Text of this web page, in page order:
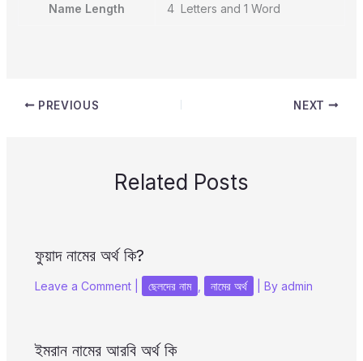
Name Length 4 Letters and 1 Word
PREVIOUS NEXT
Related Posts
ফুয়াদ নামের অর্থ কি?
Leave a Comment ছেলদের নাম নামের অর্থ | By admin
ইমরান নামের আরবি অর্থ কি